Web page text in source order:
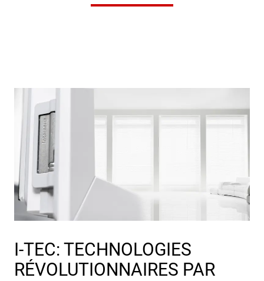
I-TEC: TECHNOLOGIES
RÉVOLUTIONNAIRES PAR